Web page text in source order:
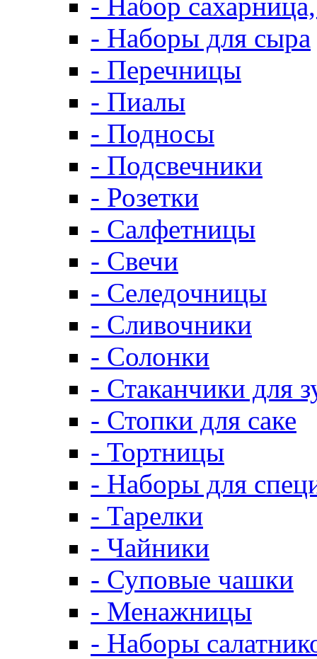
- Наборы для сыра
- Перечницы
- Пиалы
- Подносы
- Подсвечники
- Розетки
- Салфетницы
- Свечи
- Селедочницы
- Сливочники
- Солонки
- Стаканчики для
- Стопки для саке
- Тортницы
- Наборы для
- Тарелки
- Чайники
- Суповые чашки
- Менажницы
- Наборы